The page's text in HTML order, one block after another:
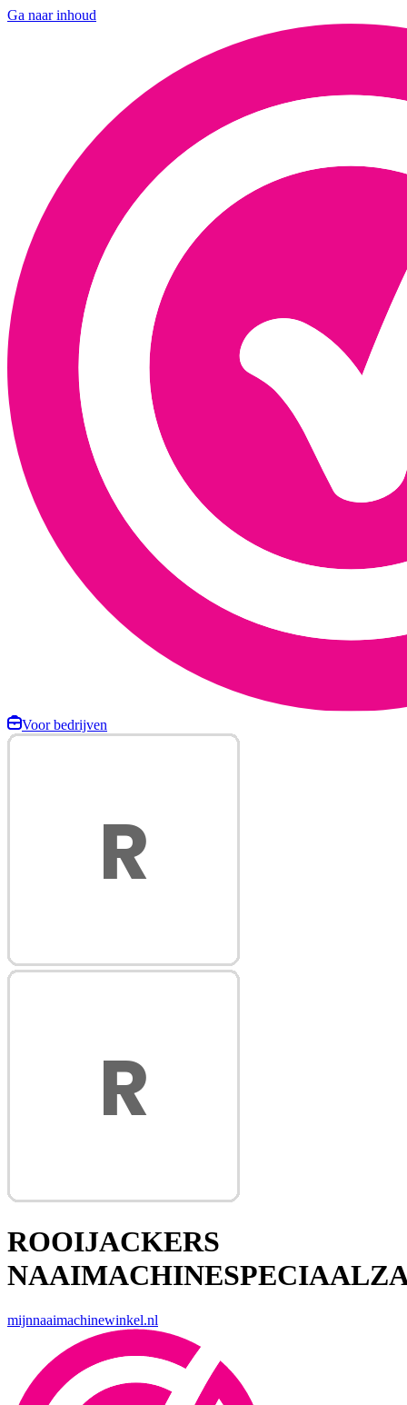
Ga naar inhoud
Voor bedrijven
ROOIJACKERS
mijnnaaimachinewinkel.nl